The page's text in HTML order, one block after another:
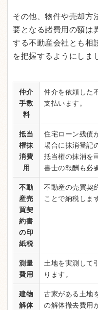
その他、物件や売却方
要となる諸費用の額は
する不動産会社とも相
を把握するようにしま
仲介
手数
料
仲介を依頼した
支払います。
抵当
権抹
消費
用
住宅ローン残債
場合に抹消登記
抵当権の抹消を
書士の報酬も必
不動
産売
買契
約書
の印
紙税
不動産の売買契
ことで納税しま
測量
費用
土地を実測して
ります。
建物
解体
古家がある土地
の解体撤去費用